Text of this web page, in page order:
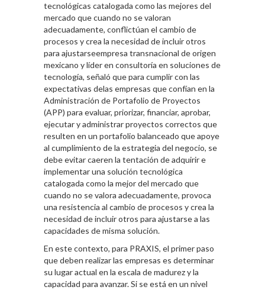
tecnológicas catalogada como las mejores del
mercado que cuando no se valoran
adecuadamente, conflictúan el cambio de
procesos y crea la necesidad de incluir otros
para ajustarseempresa transnacional de origen
mexicano y líder en consultoría en soluciones de
tecnología, señaló que para cumplir con las
expectativas delas empresas que confían en la
Administración de Portafolio de Proyectos
(APP) para evaluar, priorizar, financiar, aprobar,
ejecutar y administrar proyectos correctos que
resulten en un portafolio balanceado que apoye
al cumplimiento de la estrategia del negocio, se
debe evitar caeren la tentación de adquirir e
implementar una solución tecnológica
catalogada como la mejor del mercado que
cuando no se valora adecuadamente, provoca
una resistencia al cambio de procesos y crea la
necesidad de incluir otros para ajustarse a las
capacidades de misma solución.
En este contexto, para PRAXIS, el primer paso
que deben realizar las empresas es determinar
su lugar actual en la escala de madurez y la
capacidad para avanzar. Si se está en un nivel